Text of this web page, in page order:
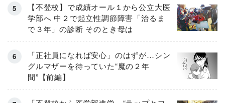
【不登校】で成績オール１から公立大医
学部へ 中２で起立性調節障害「治るま
で３年」の診断 そのとき母は
「正社員になれば安心」のはずが…シン
グルマザーを待っていた“魔の２年
間”【前編】